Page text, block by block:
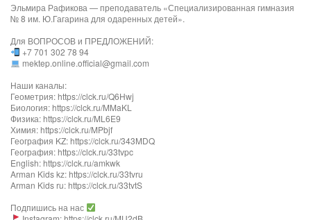
Эльмира Рафикова — преподаватель «Специализированная гимназия
№ 8 им. Ю.Гагарина для одаренных детей».
Для ВОПРОСОВ и ПРЕДЛОЖЕНИЙ:
+7 701 302 78 94
mektep.online.official@gmail.com
Наши каналы:
Геометрия: https://clck.ru/Q6Hwj
Биология: https://clck.ru/MMaKL
Физика: https://clck.ru/ML6E9
Химия: https://clck.ru/MPbjf
География KZ: https://clck.ru/343MDQ
География: https://clck.ru/33tvpc
English: https://clck.ru/amkwk
Arman Kids kz: https://clck.ru/33tvru
Arman Kids ru: https://clck.ru/33tvtS
Подпишись на нас